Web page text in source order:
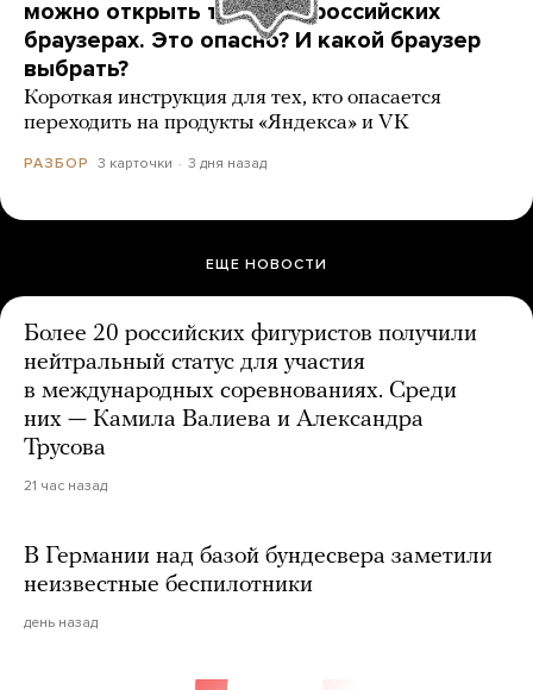
можно открыть только в российских
браузерах. Это опасно? И какой браузер
выбрать?
Короткая инструкция для тех, кто опасается
переходить на продукты «Яндекса» и VK
РАЗБОР 3 карточки 3 дня назад
ЕЩЕ НОВОСТИ
Более 20 российских фигуристов получили
нейтральный статус для участия
в международных соревнованиях. Среди
них — Камила Валиева и Александра
Трусова
21 час назад
В Германии над базой бундесвера заметили
неизвестные беспилотники
день назад